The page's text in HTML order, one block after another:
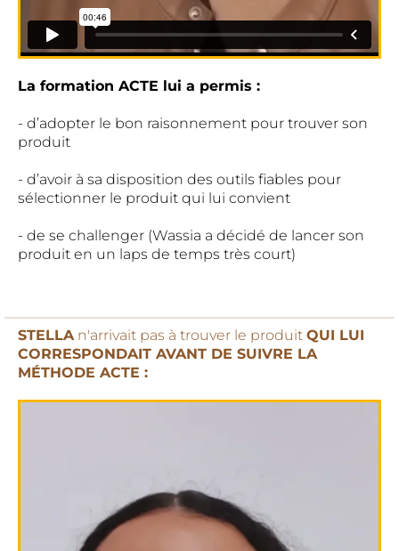
La formation ACTE lui a permis :
- d’adopter le bon raisonnement pour trouver son
produit
- d’avoir à sa disposition des outils fiables pour
sélectionner le produit qui lui convient
- de se challenger (Wassia a décidé de lancer son
produit en un laps de temps très court)
STELLAn'arrivait pas à trouver le produit QUI LUI
CORRESPONDAIT AVANT DE SUIVRE LA
MÉTHODE ACTE :